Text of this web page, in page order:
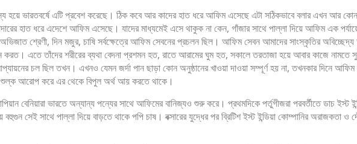
হয়ে ভারতবর্ষে এটি প্রবেশ করেছে। ঠিক কবে আর কাদের হাত ধরে আফিম এসেছে এটা সঠিকভাবে বলার এখন আর
হাত ধরে এদেশে আফিম এসেছে। যাদের মাধ্যমেই এসে থাকুক না কেন, গাঁজার সাথে পাল্লা দিয়ে আফিম এক
শ্রেণী, দিন মজুর, চাষি সর্বক্ষেত্রে আফিম সেবনের প্রচলন ছিল। আফিম সেবন আমাদের সাংস্কৃতির
করত। এতে তাঁদের শরীরের ব্যথা বেদনা প্রশমন হত, রাতে আরামের ঘুম হত, সকালে তরতাজা হয়ে আবার কাজে নামতে
চল ছিল তখন। এখনও যেমন জর্দা পান ছাড়া কোন অনুষ্ঠানের খাওয়া দাওয়া সম্পূর্ণ হয় না, তখনকার দিনে আফিম
শুল্ক আরোপ করে এর থেকে বিপুল অর্থ আয় করতে থাকে।
বেনিয়ারা ভারতে অন্যান্য পন্যের সাথে আফিমের বানিজ্যও শুরু করে। প্রথমদিকে পর্তুগীজরা পরবর্তীতে ডাচ ইস্ট
সেই সাথে পাল্লা দিয়ে বাড়তে থাকে পপি চাষ। বক্সারের যুদ্ধের পর ব্রিটিশ ইস্ট ইন্ডিয়া কোম্পানির অরাজকতা ও